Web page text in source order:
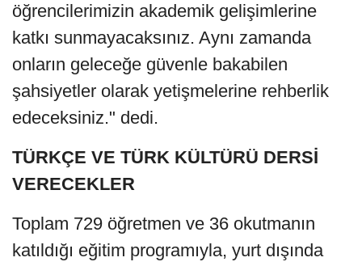
öğrencilerimizin akademik gelişimlerine
katkı sunmayacaksınız. Aynı zamanda
onların geleceğe güvenle bakabilen
şahsiyetler olarak yetişmelerine rehberlik
edeceksiniz." dedi.
TÜRKÇE VE TÜRK KÜLTÜRÜ DERSİ
VERECEKLER
Toplam 729 öğretmen ve 36 okutmanın
katıldığı eğitim programıyla, yurt dışında